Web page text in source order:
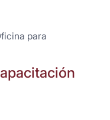
para